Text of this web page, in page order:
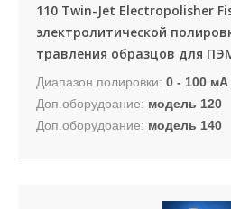
110 Twin-Jet Electropolisher
электролитической
травления образцов для
Диапазон полировки: 0 - 100 мА
Доп.оборудоание: модель 120
Доп.оборудоание: модель 140